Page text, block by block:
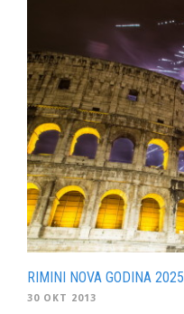
RIMINI NOVA GODINA 2025
30 OKT 2013